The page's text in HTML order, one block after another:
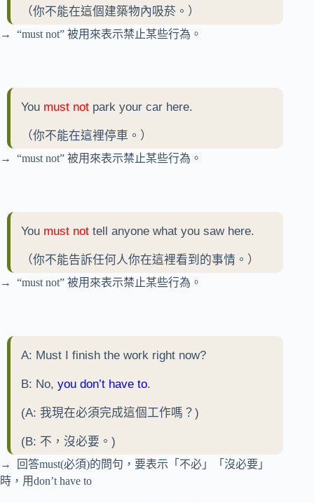
（你不能在這個建築物內吸菸。）
→ “must not” 被用來表示禁止某些行為。
You must not park your car here.
（你不能在這裡停車。）
→ “must not” 被用來表示禁止某些行為。
You must not tell anyone what you saw here.
（你不能告訴任何人你在這裡看到的事情。）
→ “must not” 被用來表示禁止某些行為。
A: Must I finish the work right now?
B: No, you don’t have to.
(A: 我現在必須完成這個工作嗎？)
(B: 不，沒必要。)
→ 回答must(必須)的問句，要表示「不必」「沒必要」
時，用don’t have to